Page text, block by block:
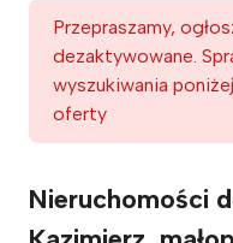
Przepraszamy,
dezaktywowane.
wyszukiwania
oferty
Nieruchomości